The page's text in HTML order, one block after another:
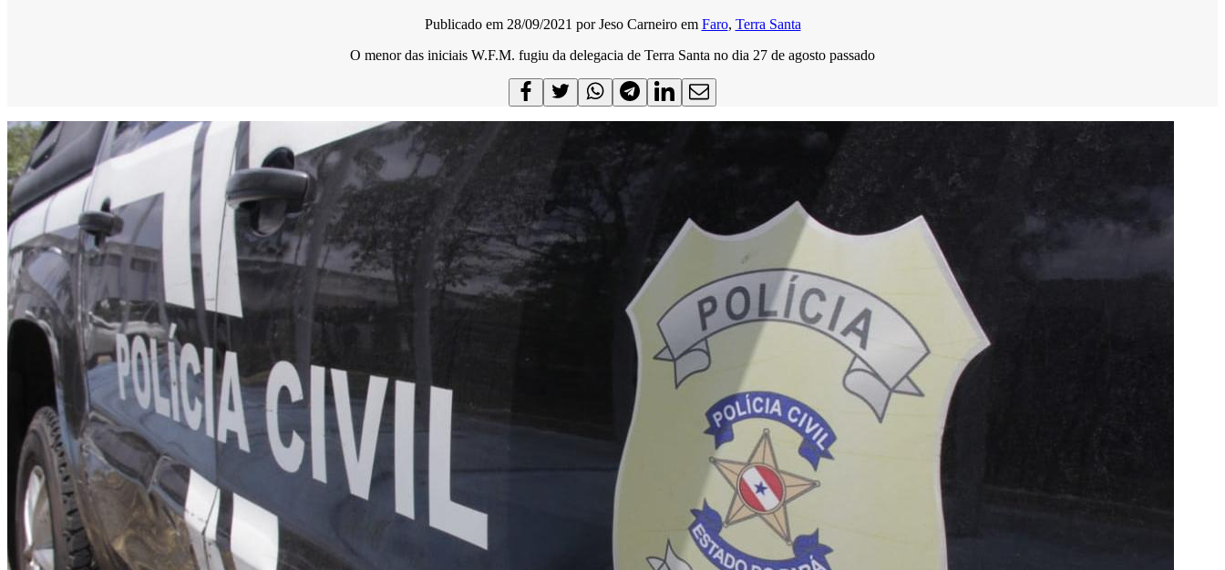
Publicado em 28/09/2021 porJeso Carneiro em Faro, Terra Santa
O menor das iniciais W.F.M. fugiu da delegacia de Terra Santa no dia 27 de agosto passado